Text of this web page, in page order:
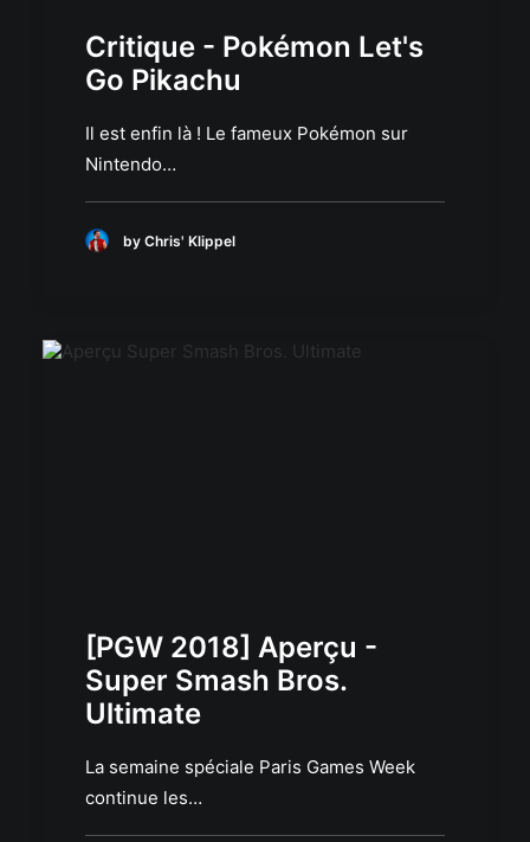
Critique - Pokémon Let's
Go Pikachu
Il est enfin là ! Le fameux Pokémon sur
Nintendo…
by Chris' Klippel
[PGW 2018] Aperçu -
Super Smash Bros.
Ultimate
La semaine spéciale Paris Games Week
continue les…